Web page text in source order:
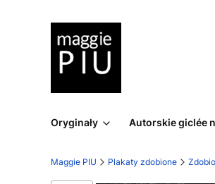
Oryginały Autorskie giclée
Maggie PIU Plakaty zdobione